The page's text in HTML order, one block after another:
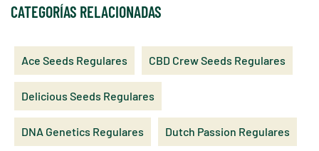
CATEGORÍAS RELACIONADAS
Ace Seeds Regulares CBD Crew Seeds Regulares
Delicious Seeds Regulares
DNA Genetics Regulares Dutch Passion Regulares